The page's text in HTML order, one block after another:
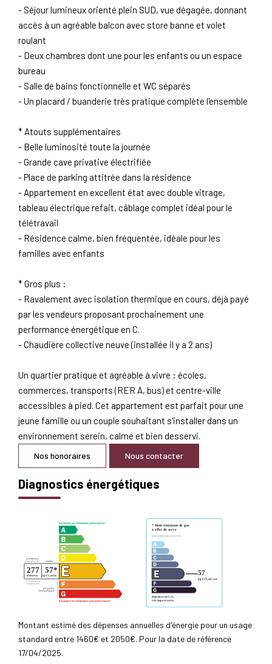
- Séjour lumineux orienté plein SUD, vue dégagée, donnant
accès à un agréable balcon avec store banne et volet
roulant
- Deux chambres dont une pour les enfants ou un espace
bureau
- Salle de bains fonctionnelle et WC séparés
- Un placard / buanderie très pratique complète l'ensemble
* Atouts supplémentaires
- Belle luminosité toute la journée
- Grande cave privative électrifiée
- Place de parking attitrée dans la résidence
- Appartement en excellent état avec double vitrage,
tableau électrique refait, câblage complet idéal pour le
télétravail
- Résidence calme, bien fréquentée, idéale pour les
familles avec enfants
* Gros plus :
- Ravalement avec isolation thermique en cours, déjà payé
par les vendeurs proposant prochainement une
performance énergétique en C.
- Chaudière collective neuve (installée il y a 2 ans)
Un quartier pratique et agréable à vivre : écoles,
commerces, transports (RER A, bus) et centre-ville
accessibles à pied. Cet appartement est parfait pour une
jeune famille ou un couple souhaitant s'installer dans un
environnement serein, calme et bien desservi.
Nos honoraires Nous contacter
Diagnostics énergétiques
Montant estimé des dépenses annuelles d'énergie pour un usage
standard entre 1460€ et 2050€. Pour la date de référence
17/04/2025.